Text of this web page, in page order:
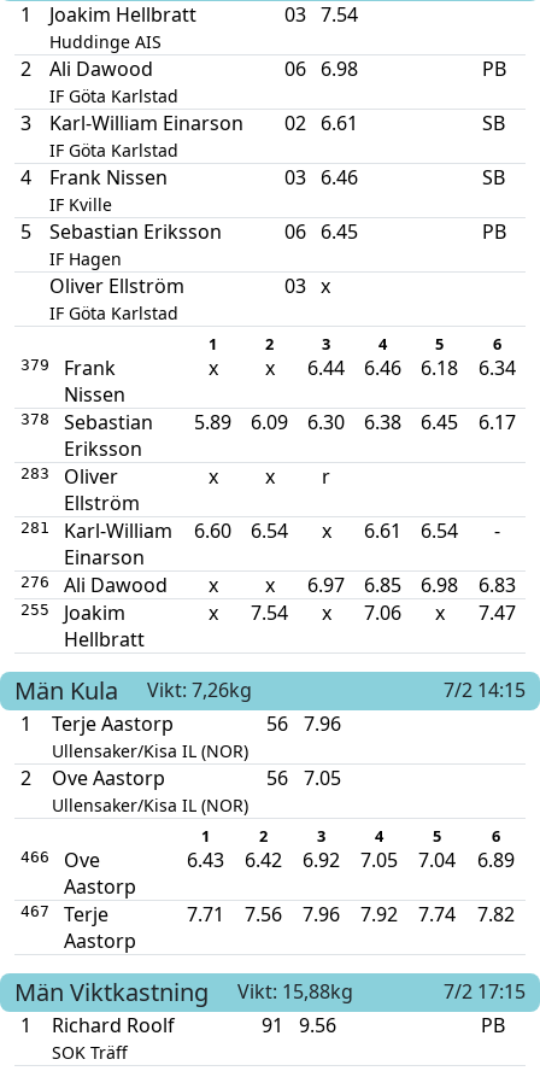
1
Joakim Hellbratt
Huddinge AIS
03 7.54
2 Ali Dawood
IF Göta Karlstad
06 6.98 PB
3 Karl-William Einarson
IF Göta Karlstad
02 6.61 SB
4 Frank Nissen
IF Kville
03 6.46 SB
5 Sebastian Eriksson
IF Hagen
06 6.45 PB
Oliver Ellström
IF Göta Karlstad
03 x
1 2 3 4 5 6
379
Frank
Nissen
x x 6.44 6.46 6.18 6.34
378
Sebastian
Eriksson
5.89 6.09 6.30 6.38 6.45 6.17
283
Oliver
Ellström
x x r
281
Karl-William
Einarson
6.60 6.54 x 6.61 6.54 -
276 Ali Dawood x x 6.97 6.85 6.98 6.83
255
Joakim
Hellbratt
x 7.54 x 7.06 x 7.47
Män Kula Vikt: 7,26kg
7/2 14:15
1
Terje Aastorp
Ullensaker/Kisa IL (NOR)
56 7.96
2 Ove Aastorp
Ullensaker/Kisa IL (NOR)
56 7.05
1 2 3 4 5 6
466
Ove
Aastorp
6.43 6.42 6.92 7.05 7.04 6.89
467
Terje
Aastorp
7.71 7.56 7.96 7.92 7.74 7.82
Män Viktkastning Vikt: 15,88kg
7/2 17:15
1
Richard Roolf
SOK Träff
91 9.56 PB